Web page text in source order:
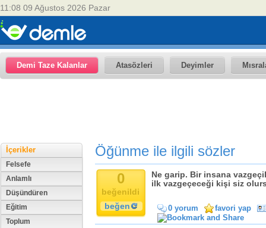
11:08 09 Ağustos 2026 Pazar
Demi Taze Kalanlar Atasözleri Deyimler
İçerikler
Felsefe
Anlamlı
Düşündüren
Eğitim
Toplum
Öğünme ile ilgili sözler
0
beğenildi
beğen
Ne garip. Bir insana
ilk vazgeçeceği kişi siz
0 yorum favori yap